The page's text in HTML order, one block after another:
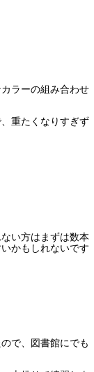
ラーの組み合わせ
重たくなりすぎず
い方はまずは数本
かもしれないです
で、図書館にでも